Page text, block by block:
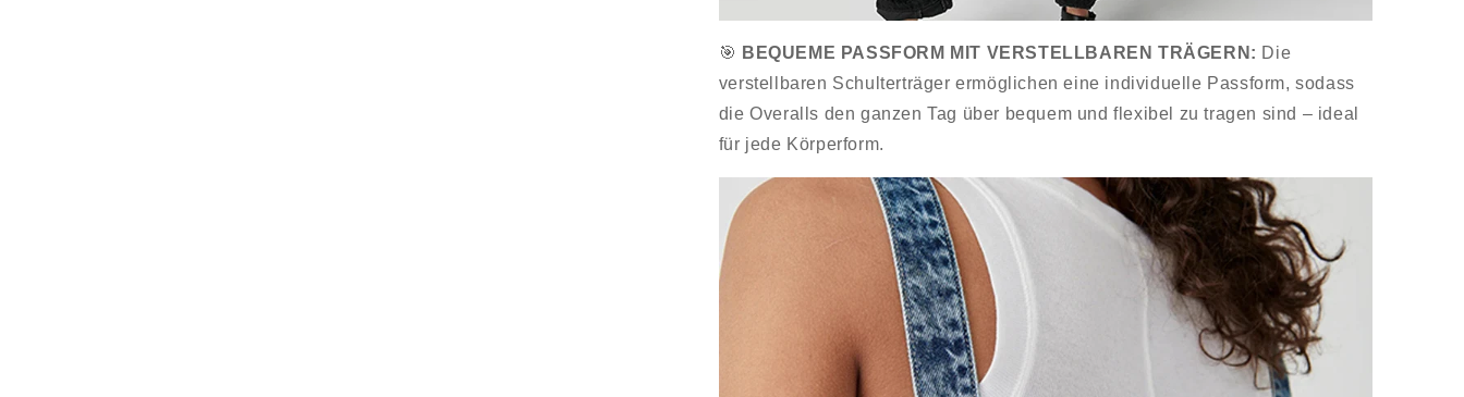
🎯 BEQUEME PASSFORM MIT VERSTELLBAREN TRÄGERN: Die
verstellbaren Schulterträger ermöglichen eine individuelle Passform, sodass
die Overalls den ganzen Tag über bequem und flexibel zu tragen sind – ideal
für jede Körperform.